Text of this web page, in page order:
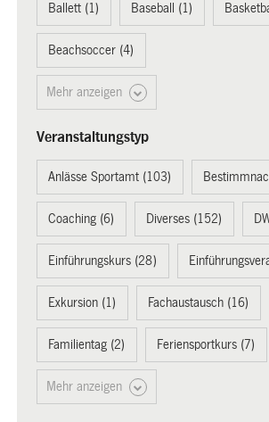
Ballett (1) Baseball (1)
Beachsoccer (4)
Mehr anzeigen
Veranstaltungstyp
Anlässe Sportamt (103)
Coaching (6) Diverses (152)
Einführungskurs (28)
Exkursion (1) Fachaustausch (16)
Familientag (2) Feriensportkurs (7)
Mehr anzeigen